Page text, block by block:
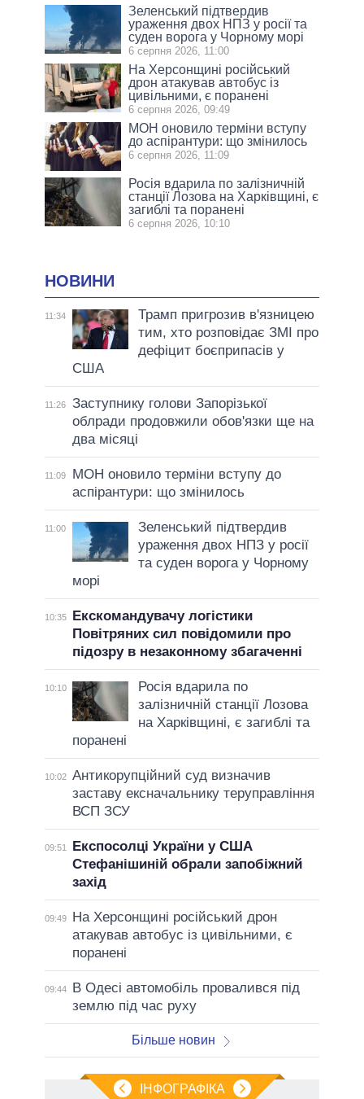
Зеленський підтвердив
ураження двох НПЗ у росії та
суден ворога у Чорному морі
6 серпня 2026, 11:00
На Херсонщині російський
дрон атакував автобус із
цивільними, є поранені
6 серпня 2026, 09:49
МОН оновило терміни вступу
до аспірантури: що змінилось
6 серпня 2026, 11:09
Росія вдарила по залізничній
станції Лозова на Харківщині, є
загиблі та поранені
6 серпня 2026, 10:10
НОВИНИ
11:34
Трамп пригрозив в'язницею
тим, хто розповідає ЗМІ про
дефіцит боєприпасів у
США
11:26
Заступнику голови Запорізької
облради продовжили обов'язки ще на
два місяці
11:09
МОН оновило терміни вступу до
аспірантури: що змінилось
11:00
Зеленський підтвердив
ураження двох НПЗ у росії
та суден ворога у Чорному
морі
10:35
Екскомандувачу логістики
Повітряних сил повідомили про
підозру в незаконному збагаченні
10:10
Росія вдарила по
залізничній станції Лозова
на Харківщині, є загиблі та
поранені
10:02 Антикорупційний суд визначив
заставу ексначальнику теруправління
ВСП ЗСУ
09:51
Експосолці України у США
Стефанішиній обрали запобіжний
захід
09:49
На Херсонщині російський дрон
атакував автобус із цивільними, є
поранені
09:44
В Одесі автомобіль провалився під
землю під час руху
Більше новин
ІНФОГРАФІКА